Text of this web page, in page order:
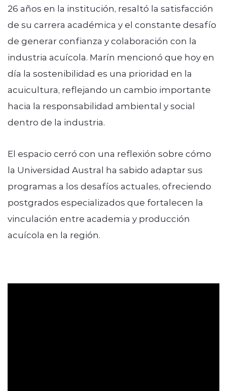
26 años en la institución, resaltó la satisfacción
de su carrera académica y el constante desafío
de generar confianza y colaboración con la
industria acuícola. Marín mencionó que hoy en
día la sostenibilidad es una prioridad en la
acuicultura, reflejando un cambio importante
hacia la responsabilidad ambiental y social
dentro de la industria.
El espacio cerró con una reflexión sobre cómo
la Universidad Austral ha sabido adaptar sus
programas a los desafíos actuales, ofreciendo
postgrados especializados que fortalecen la
vinculación entre academia y producción
acuícola en la región.